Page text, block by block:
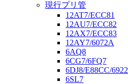
現行プリ管
12AT7/ECC81
12AU7/ECC82
12AX7/ECC83
12AY7/6072A
6AQ8
6CG7/6FQ7
6DJ8/E88CC/6922
6SL7